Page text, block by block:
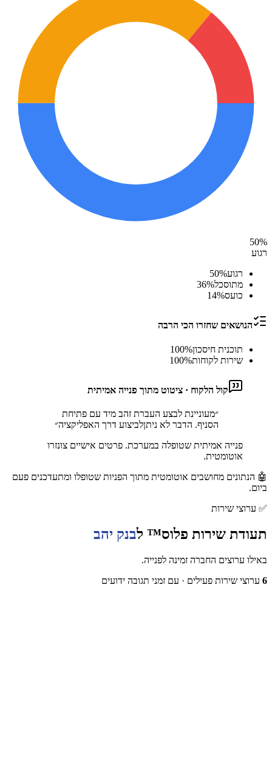
50%
רגוע
רגוע
50%
מתוסכל
36%
כועס
14%
הנושאים שחזרו הכי הרבה
תוכנית חיסכון 100%
שירות לקוחות
100%
קול הלקוח · ציטוט מתוך פנייה אמיתית
״מעוניינת לבצע העברת זהב מיד עם פתיחת
הסניף. הדבר לא ניתןלביצוע דרך האפליקציה״
פנייה אמיתית שטופלה במערכת. פרטים אישיים צונזרו
אוטומטית.
🤖 הנתונים מחושבים אוטומטית מתוך הפניות שטופלו ומתעדכנים פעם
ביום.
✅ ערוצי שירות
תעודת שירות פלוס™ לבנק יהב
באילו ערוצים החברה זמינה לפנייה.
6 ערוצי שירות פעילים · עם זמני תגובה ידועים